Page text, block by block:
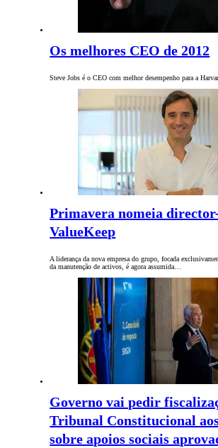
Os melhores CEO de 2012
Steve Jobs é o CEO com melhor desempenho para a
Primavera nomeia
ValueKeep
A liderança da nova empresa do grupo, focada
da manutenção de activos, é agora assumida…
Governo vai pedir
Tribunal Constitucional
sobre apoios sociais